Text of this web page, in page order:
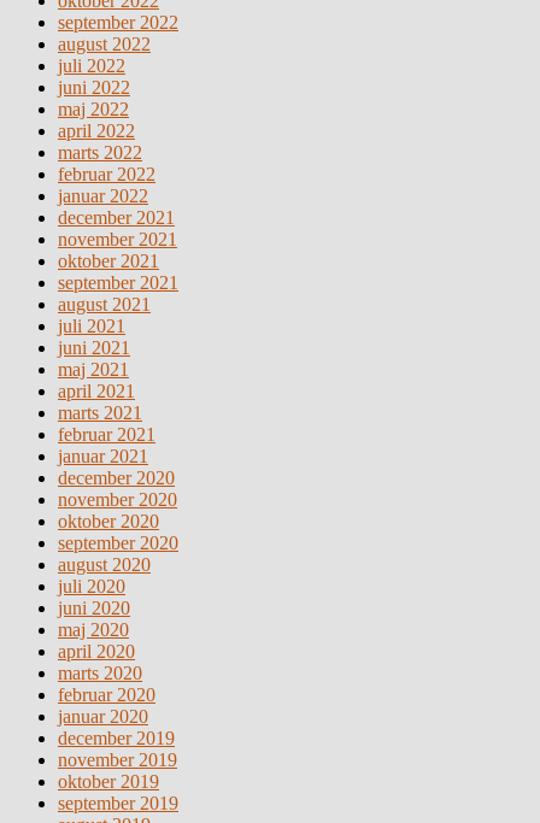
september 2022
august 2022
juli 2022
juni 2022
maj 2022
april 2022
marts 2022
februar 2022
januar 2022
december 2021
november 2021
oktober 2021
september 2021
august 2021
juli 2021
juni 2021
maj 2021
april 2021
marts 2021
februar 2021
januar 2021
december 2020
november 2020
oktober 2020
september 2020
august 2020
juli 2020
juni 2020
maj 2020
april 2020
marts 2020
februar 2020
januar 2020
december 2019
november 2019
oktober 2019
september 2019